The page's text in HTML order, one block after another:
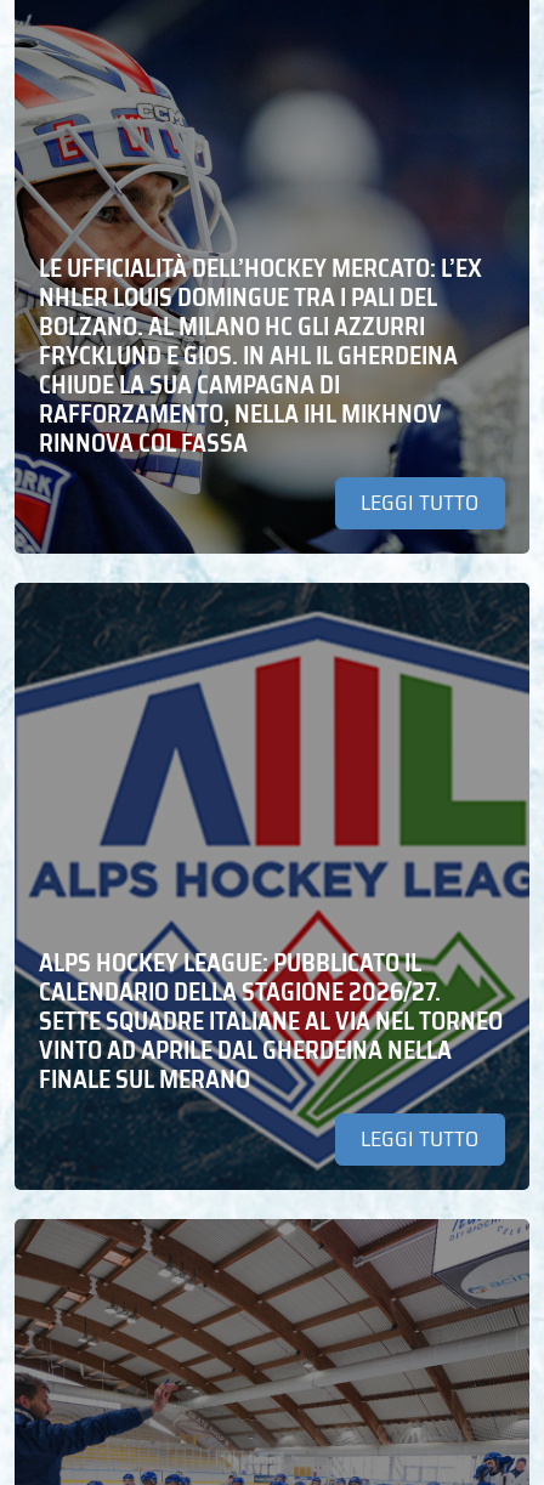
LE UFFICIALITÀ DELL’HOCKEY MERCATO: L’EX
NHLER LOUIS DOMINGUE TRA I PALI DEL
BOLZANO. AL MILANO HC GLI AZZURRI
FRYCKLUND E GIOS. IN AHL IL GHERDEINA
CHIUDE LA SUA CAMPAGNA DI
RAFFORZAMENTO, NELLA IHL MIKHNOV
RINNOVA COL FASSA
LEGGI TUTTO
ALPS HOCKEY LEAGUE: PUBBLICATO IL
CALENDARIO DELLA STAGIONE 2026/27.
SETTE SQUADRE ITALIANE AL VIA NEL TORNEO
VINTO AD APRILE DAL GHERDEINA NELLA
FINALE SUL MERANO
LEGGI TUTTO